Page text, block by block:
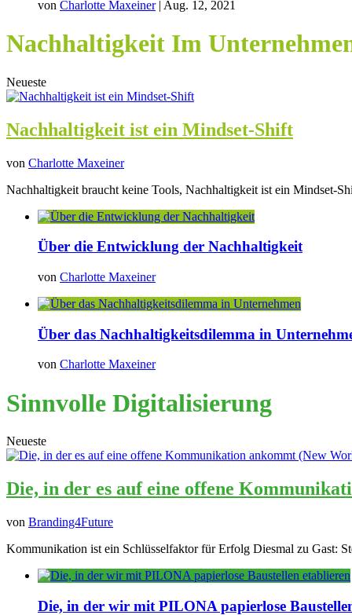
von Charlotte Maxeiner| Aug. 12, 2021
Nachhaltigkeit Im
Neueste
Nachhaltigkeit ist ein Mindset-Shift
von Charlotte Maxeiner
Nachhaltigkeit braucht keine Tools, Nachhaltigkeit ist ein Mindset-
Über die Entwicklung der Nachhaltigkeit
von Charlotte Maxeiner
Über das Nachhaltigkeitsdilemma in
von Charlotte Maxeiner
Sinnvolle Digitalisierung
Neueste
Die, in der es auf eine offene
von Branding4Future
Kommunikation ist ein Schlüsselfaktor für Erfolg Diesmal zu Gast:
Die, in der wir mit PILONA papierlose